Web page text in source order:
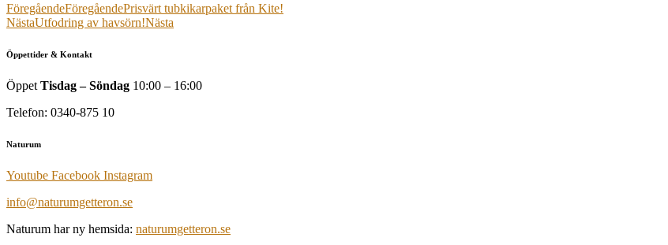
FöregåendeFöregåendePrisvärt tubkikarpaket från Kite!
NästaUtfodring av havsörn!Nästa
Öppettider & Kontakt
Öppet Tisdag – Söndag 10:00 – 16:00
Telefon: 0340-875 10
Naturum
Youtube Facebook Instagram
info@naturumgetteron.se
Naturum har ny hemsida: naturumgetteron.se